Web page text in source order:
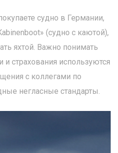
судно в Германии,
(судно с каютой),
яхтой. Важно понимать
и страхования используются
с коллегами по
негласные стандарты.